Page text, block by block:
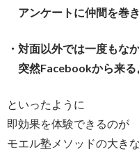
アンケートに仲間を巻
・対面以外では一度もな
突然Facebookから来る
といったように
即効果を体験できるのが
モエル塾メソッドの大き